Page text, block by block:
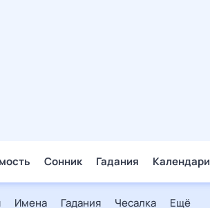
Сонник Гадания Календари
Имена Гадания Чесалка Ещё